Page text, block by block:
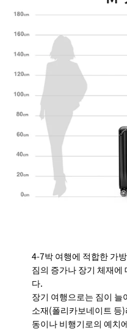
4-7박 여행에 적합한 가
짐의 증가나 장기 체재에
다.
장기 여행으로는 짐이
소재(폴리카보네이트 등
동이나 비행기로의 예치